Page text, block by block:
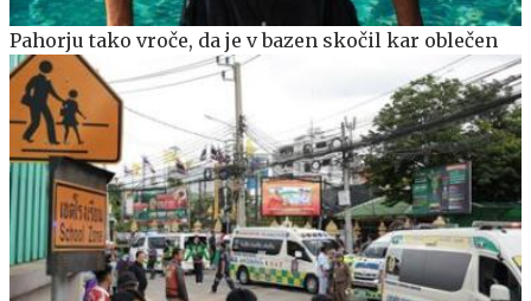
Pahorju tako vroče, da je v bazen skočil kar oblečen